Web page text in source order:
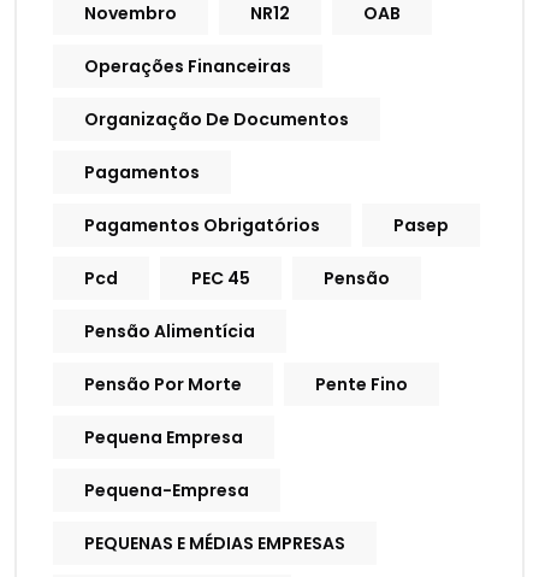
Novembro NR12 OAB
Operações Financeiras
Organização De Documentos
Pagamentos
Pagamentos Obrigatórios Pasep
Pcd PEC 45 Pensão
Pensão Alimentícia
Pensão Por Morte Pente Fino
Pequena Empresa
Pequena-Empresa
PEQUENAS E MÉDIAS EMPRESAS